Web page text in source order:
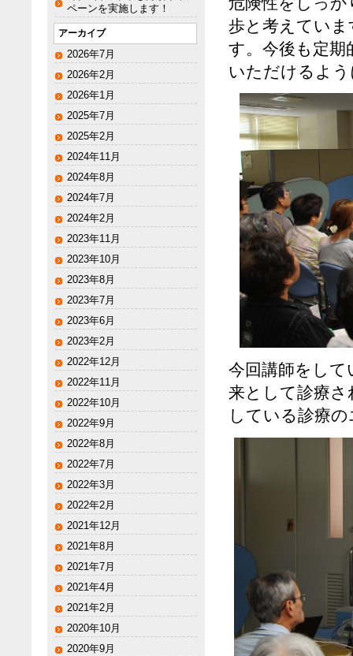
歩と考えてい
す。今後も定
いただけるよ
今回講師をし
来として診療さ
している診療
ペーンを実施します！
アーカイブ
2026年7月
2026年2月
2026年1月
2025年7月
2025年2月
2024年11月
2024年8月
2024年7月
2024年2月
2023年11月
2023年10月
2023年8月
2023年7月
2023年6月
2023年2月
2022年12月
2022年11月
2022年10月
2022年9月
2022年8月
2022年7月
2022年3月
2022年2月
2021年12月
2021年8月
2021年7月
2021年4月
2021年2月
2020年10月
2020年9月